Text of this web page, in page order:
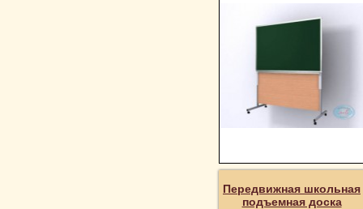
Передвижная школьная
подъемная доска